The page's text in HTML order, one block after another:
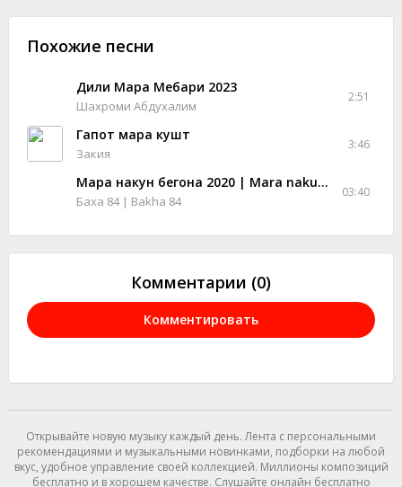
Похожие песни
Дили Мара Мебари 2023
Шахроми Абдухалим
2:51
Гапот мара кушт
Закия
3:46
Мара накун бегона 2020 | Mara nakun devona 2020
Баха 84 | Bakha 84
03:40
Комментарии (0)
Комментировать
Открывайте новую музыку каждый день. Лента с персональными
рекомендациями и музыкальными новинками, подборки на любой
вкус, удобное управление своей коллекцией. Миллионы композиций
бесплатно и в хорошем качестве. Слушайте онлайн бесплатно